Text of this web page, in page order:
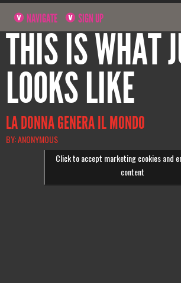
NAVIGATE SIGN UP
THIS IS WHAT
LOOKS LIKE
LA DONNA GENERA IL MONDO
BY: ANONYMOUS
Click to accept marketing cookies and
content